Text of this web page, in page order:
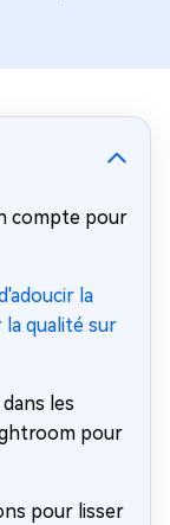
compte pour
la
qualité sur
les
pour
pour lisser